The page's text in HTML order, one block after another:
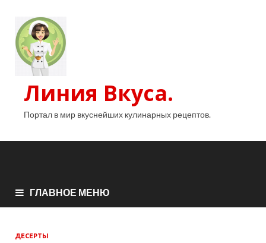
Линия Вкуса.
Портал в мир вкуснейших кулинарных рецептов.
ГЛАВНОЕ МЕНЮ
ДЕСЕРТЫ